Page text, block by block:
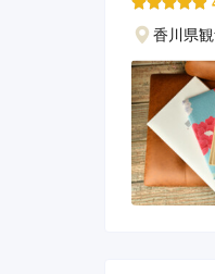
香川県